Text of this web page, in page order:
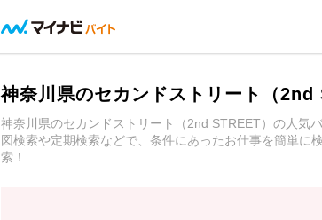
神奈川県のセカンドストリート（
神奈川県のセカンドストリート（2nd STREET）の人気
図検索や定期検索などで、条件にあったお仕事を簡単
索！